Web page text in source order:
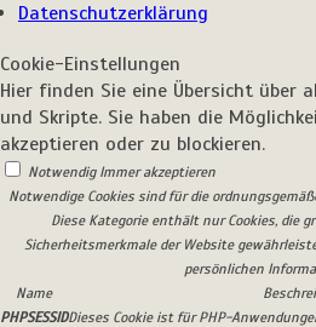
Datenschutzerklärung
Cookie-Einstellungen
Hier finden Sie eine Übersicht über
und Skripte. Sie haben die
akzeptieren oder zu blockieren.
Notwendig Immer akzeptieren
Notwendige Cookies sind für die
Diese Kategorie enthält nur Cookies, die
Sicherheitsmerkmale der Website
persönlichen
Name
PHPSESSIDDieses Cookie ist für PHP-